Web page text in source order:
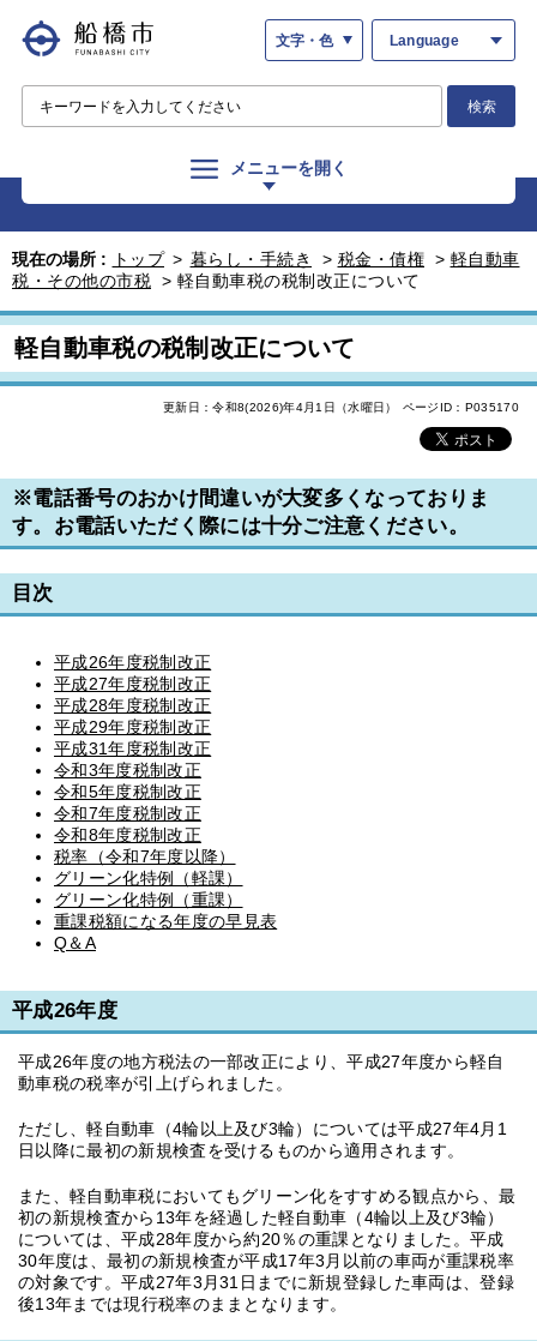
文字・色 Language
検索
メニューを開く
現在の場所 : トップ > 暮らし・手続き > 税金・債権 > 軽自動車
税・その他の市税 > 軽自動車税の税制改正について
軽自動車税の税制改正について
更新日：令和8(2026)年4月1日（水曜日） ページID：P035170
※電話番号のおかけ間違いが大変多くなっておりま
す。お電話いただく際には十分ご注意ください。
目次
平成26年度税制改正
平成27年度税制改正
平成28年度税制改正
平成29年度税制改正
平成31年度税制改正
令和3年度税制改正
令和5年度税制改正
令和7年度税制改正
令和8年度税制改正
税率（令和7年度以降）
グリーン化特例（軽課）
グリーン化特例（重課）
重課税額になる年度の早見表
Q＆A
平成26年度
平成26年度の地方税法の一部改正により、平成27年度から軽自
動車税の税率が引上げられました。
ただし、軽自動車（4輪以上及び3輪）については平成27年4月1
日以降に最初の新規検査を受けるものから適用されます。
また、軽自動車税においてもグリーン化をすすめる観点から、最
初の新規検査から13年を経過した軽自動車（4輪以上及び3輪）
については、平成28年度から約20％の重課となりました。平成
30年度は、最初の新規検査が平成17年3月以前の車両が重課税率
の対象です。平成27年3月31日までに新規登録した車両は、登録
後13年までは現行税率のままとなります。